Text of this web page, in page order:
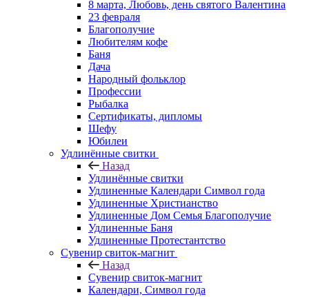
8 марта, Любовь, день святого Валентина
23 февраля
Благополучие
Любителям кофе
Баня
Дача
Народный фольклор
Профессии
Рыбалка
Сертификаты, дипломы
Шефу
Юбилеи
Удлинённые свитки
Назад
Удлинённые свитки
Удлиненные Календари Символ года
Удлиненные Христианство
Удлиненные Дом Семья Благополучие
Удлиненные Баня
Удлиненные Протестантство
Сувенир свиток-магнит
Назад
Сувенир свиток-магнит
Календари, Символ года